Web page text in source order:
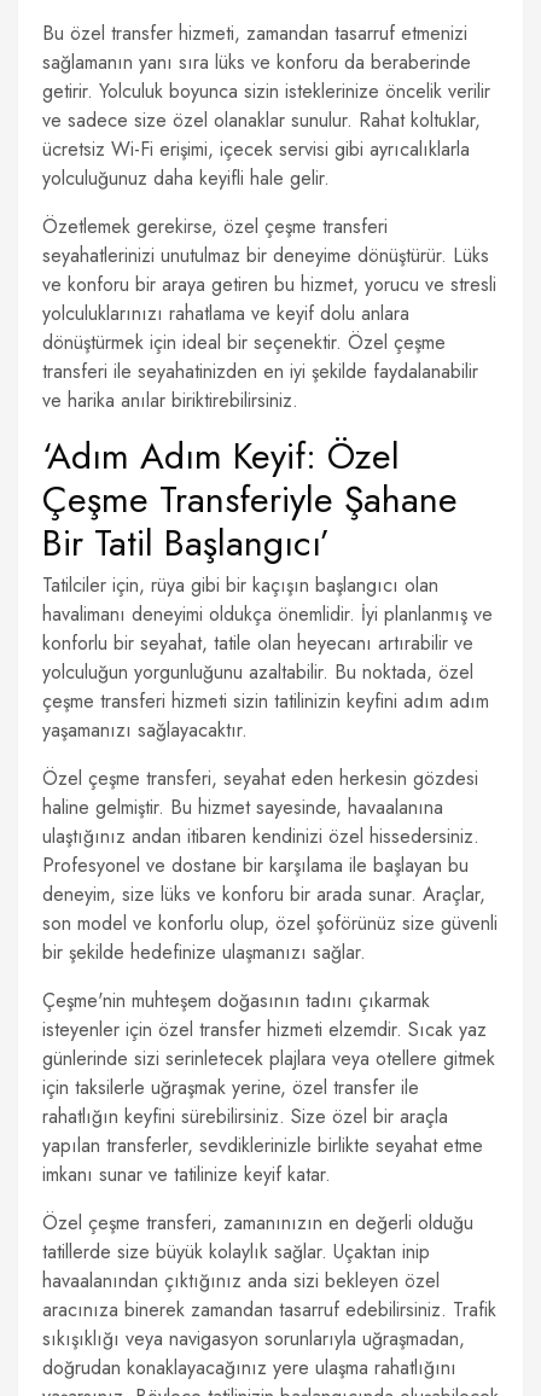
Bu özel transfer hizmeti, zamandan tasarruf etmenizi
sağlamanın yanı sıra lüks ve konforu da beraberinde
getirir. Yolculuk boyunca sizin isteklerinize öncelik verilir
ve sadece size özel olanaklar sunulur. Rahat koltuklar,
ücretsiz Wi-Fi erişimi, içecek servisi gibi ayrıcalıklarla
yolculuğunuz daha keyifli hale gelir.
Özetlemek gerekirse, özel çeşme transferi
seyahatlerinizi unutulmaz bir deneyime dönüştürür. Lüks
ve konforu bir araya getiren bu hizmet, yorucu ve stresli
yolculuklarınızı rahatlama ve keyif dolu anlara
dönüştürmek için ideal bir seçenektir. Özel çeşme
transferi ile seyahatinizden en iyi şekilde faydalanabilir
ve harika anılar biriktirebilirsiniz.
‘Adım Adım Keyif: Özel
Çeşme Transferiyle Şahane
Bir Tatil Başlangıcı’
Tatilciler için, rüya gibi bir kaçışın başlangıcı olan
havalimanı deneyimi oldukça önemlidir. İyi planlanmış ve
konforlu bir seyahat, tatile olan heyecanı artırabilir ve
yolculuğun yorgunluğunu azaltabilir. Bu noktada, özel
çeşme transferi hizmeti sizin tatilinizin keyfini adım adım
yaşamanızı sağlayacaktır.
Özel çeşme transferi, seyahat eden herkesin gözdesi
haline gelmiştir. Bu hizmet sayesinde, havaalanına
ulaştığınız andan itibaren kendinizi özel hissedersiniz.
Profesyonel ve dostane bir karşılama ile başlayan bu
deneyim, size lüks ve konforu bir arada sunar. Araçlar,
son model ve konforlu olup, özel şoförünüz size güvenli
bir şekilde hedefinize ulaşmanızı sağlar.
Çeşme'nin muhteşem doğasının tadını çıkarmak
isteyenler için özel transfer hizmeti elzemdir. Sıcak yaz
günlerinde sizi serinletecek plajlara veya otellere gitmek
için taksilerle uğraşmak yerine, özel transfer ile
rahatlığın keyfini sürebilirsiniz. Size özel bir araçla
yapılan transferler, sevdiklerinizle birlikte seyahat etme
imkanı sunar ve tatilinize keyif katar.
Özel çeşme transferi, zamanınızın en değerli olduğu
tatillerde size büyük kolaylık sağlar. Uçaktan inip
havaalanından çıktığınız anda sizi bekleyen özel
aracınıza binerek zamandan tasarruf edebilirsiniz. Trafik
sıkışıklığı veya navigasyon sorunlarıyla uğraşmadan,
doğrudan konaklayacağınız yere ulaşma rahatlığını